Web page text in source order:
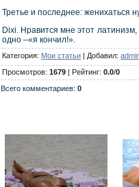
Третье и последнее: женихаться
Dixi. Нравится мне этот
одно –«я кончил!».
Категория: Мои статьи | Добавил:
Просмотров: 1679 | Рейтинг: 0.0/0
Всего комментариев: 0